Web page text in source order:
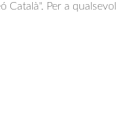
Català". Per a qualsevol